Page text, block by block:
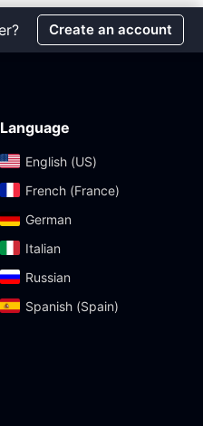
Create an account
Language
English (US)‎
French (France)‎
German‎
Italian‎
Russian‎
Spanish (Spain)‎